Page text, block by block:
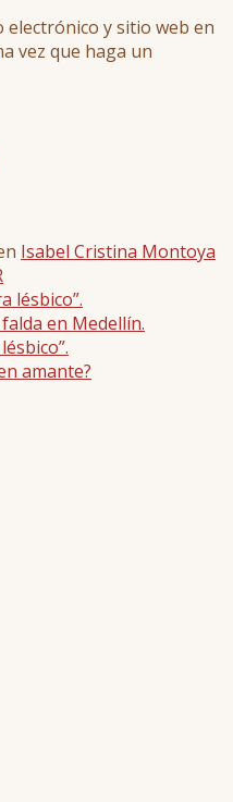
y sitio web en
vez que haga un
Isabel Cristina Montoya
lésbico”.
en Medellín.
amante?